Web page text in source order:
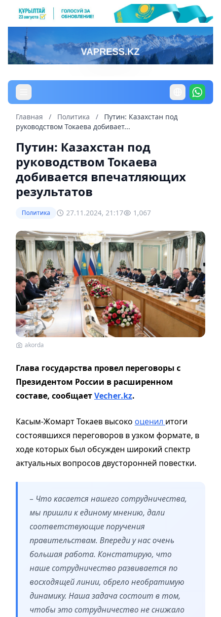
Главная / Политика /
Путин: Казахстан под
руководством Токаева добивает...
Путин: Казахстан под
руководством Токаева
добивается впечатляющих
результатов
Политика 27.11.2024, 21:17 1,067
akorda
Глава государства провел переговоры с
Президентом России в расширенном
составе, сообщаетVecher.kz.
Касым-Жомарт Токаев высоко оценил итоги
состоявшихся переговоров в узком формате, в
ходе которых был обсужден широкий спектр
актуальных вопросов двусторонней повестки.
– Что касается нашего сотрудничества,
мы пришли к единому мнению, дали
соответствующие поручения
правительствам. Впереди у нас очень
большая работа. Констатирую, что
наше сотрудничество развивается по
восходящей линии, обрело необратимую
динамику. Наша задача состоит в том,
чтобы это сотрудничество не снижало